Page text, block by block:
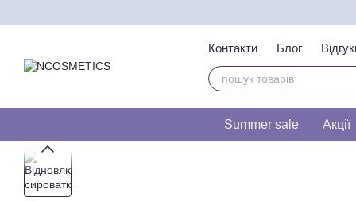
Контакти Блог
Тест на визначення
Summer sale Акції